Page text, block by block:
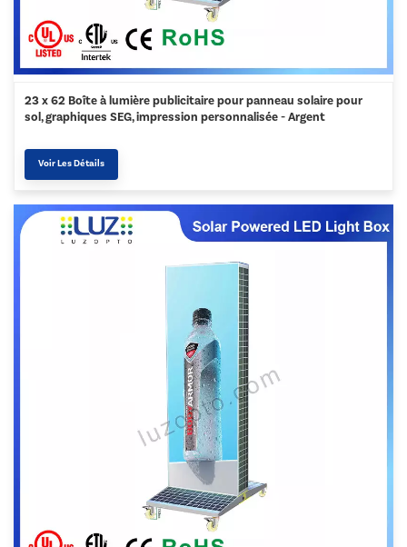
23 x 62 Boîte à lumière publicitaire pour panneau solaire pour
sol, graphiques SEG, impression personnalisée - Argent
Voir Les Détails